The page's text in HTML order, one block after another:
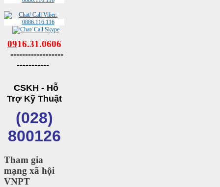
0916.31.0606
------------------
-----------
CSKH - Hỗ
Trợ Kỹ Thuật
(028)
800126
Tham gia
mạng xã hội
VNPT